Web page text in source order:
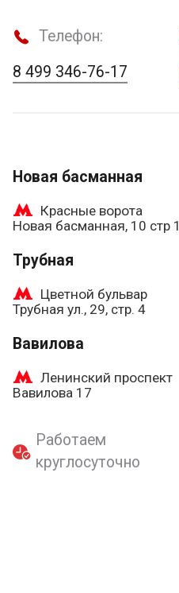
Телефон:
8 499 346-76-17
Новая басманная
Красные ворота
Новая басманная, 10 стр 1
Трубная
Цветной бульвар
Трубная ул., 29, стр. 4
Вавилова
Ленинский проспект
Вавилова 17
Работаем
круглосуточно